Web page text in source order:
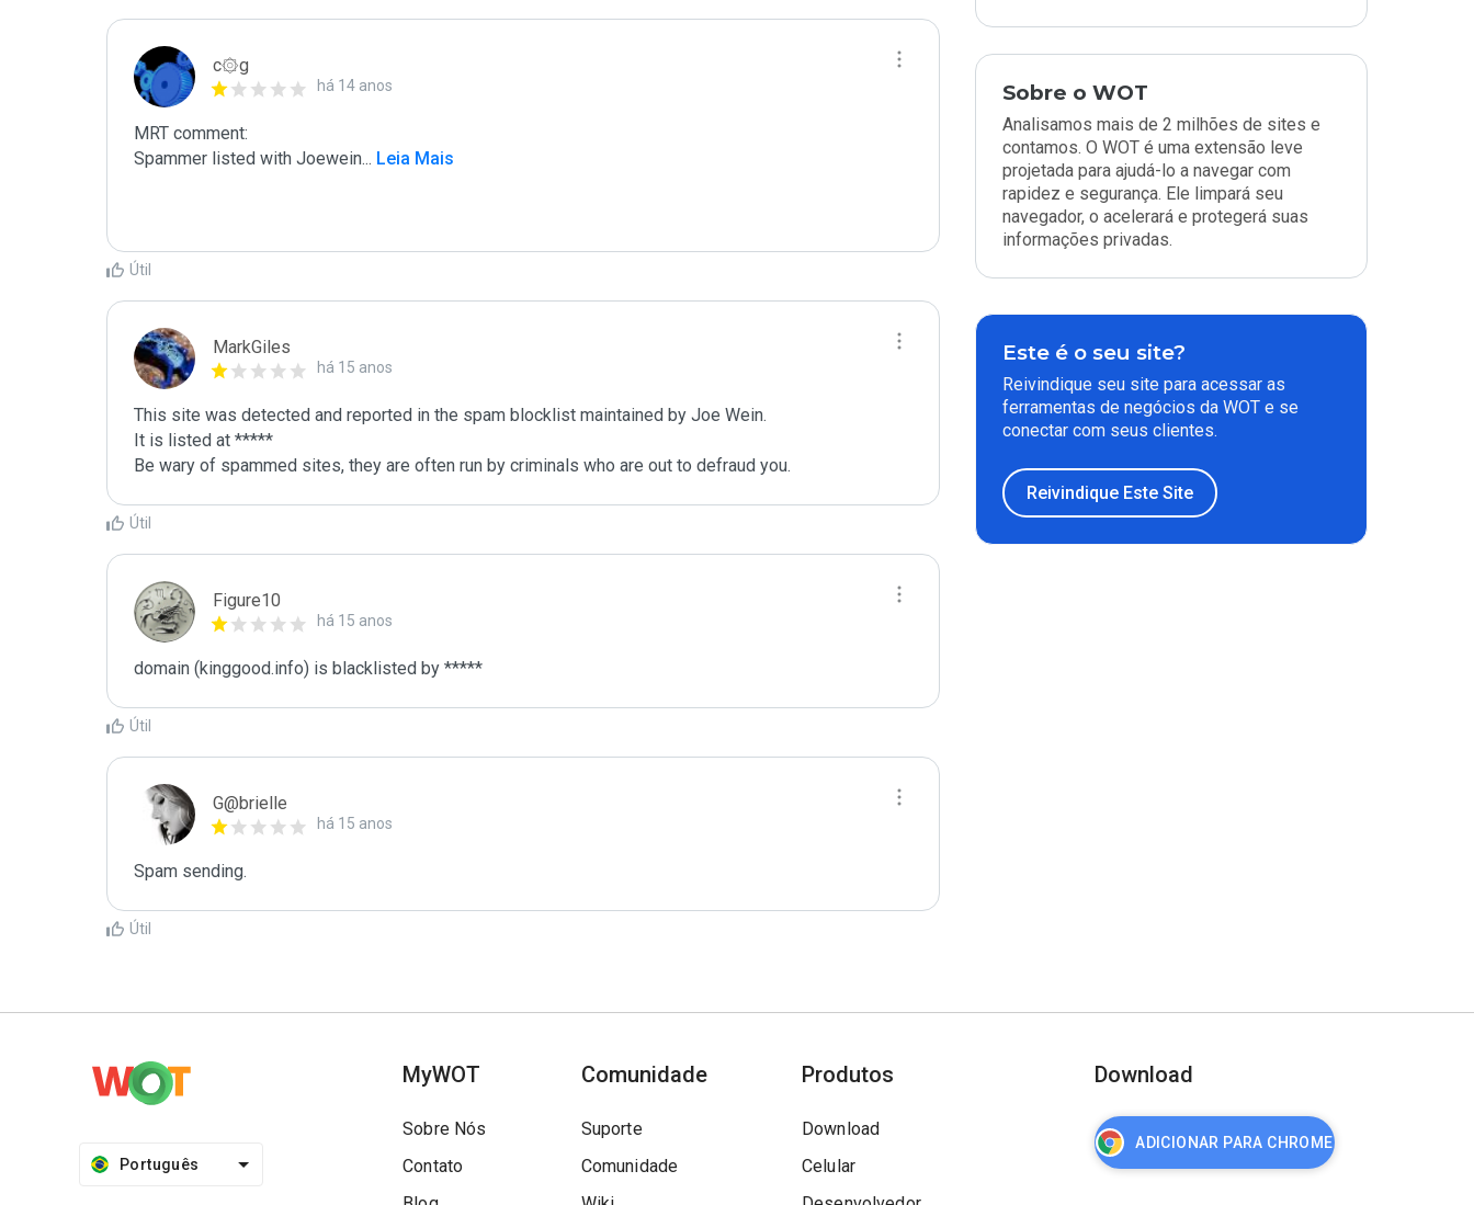
c۞g
há 14 anos
MRT comment:
Spammer listed with Joewein ... Leia Mais
Útil
MarkGiles
há 15 anos
This site was detected and reported in the spam blocklist maintained by Joe Wein.
It is listed at *****
Be wary of spammed sites, they are often run by criminals who are out to defraud you.
Útil
Figure10
há 15 anos
domain (kinggood.info) is blacklisted by *****
Útil
G@brielle
há 15 anos
Spam sending.
Útil
Sobre o WOT
Analisamos mais de 2 milhões de sites e
contamos. O WOT é uma extensão leve
projetada para ajudá-lo a navegar com
rapidez e segurança. Ele limpará seu
navegador, o acelerará e protegerá suas
informações privadas.
Este é o seu site?
Reivindique seu site para acessar as
ferramentas de negócios da WOT e se
conectar com seus clientes.
Reivindique Este Site
Português
MyWOT
Sobre Nós
Contato
Comunidade
Suporte
Comunidade
Produtos
Download
Celular
Download
ADICIONAR PARA CHROME